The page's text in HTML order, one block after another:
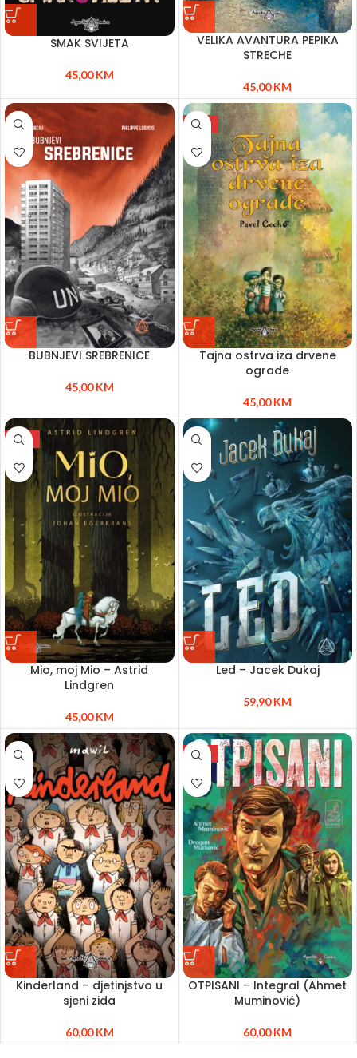
SMAK SVIJETA
45,00KM
VELIKA AVANTURA PEPIKA
STRECHE
45,00KM
BUBNJEVI SREBRENICE
45,00KM
NEW
Tajna ostrva iza drvene
ograde
45,00KM
NEW
Mio, moj Mio – Astrid
Lindgren
45,00KM
Led – Jacek Dukaj
59,90KM
Kinderland – djetinjstvo u
sjeni zida
60,00KM
NEW
OTPISANI – Integral (Ahmet
Muminović)
60,00KM